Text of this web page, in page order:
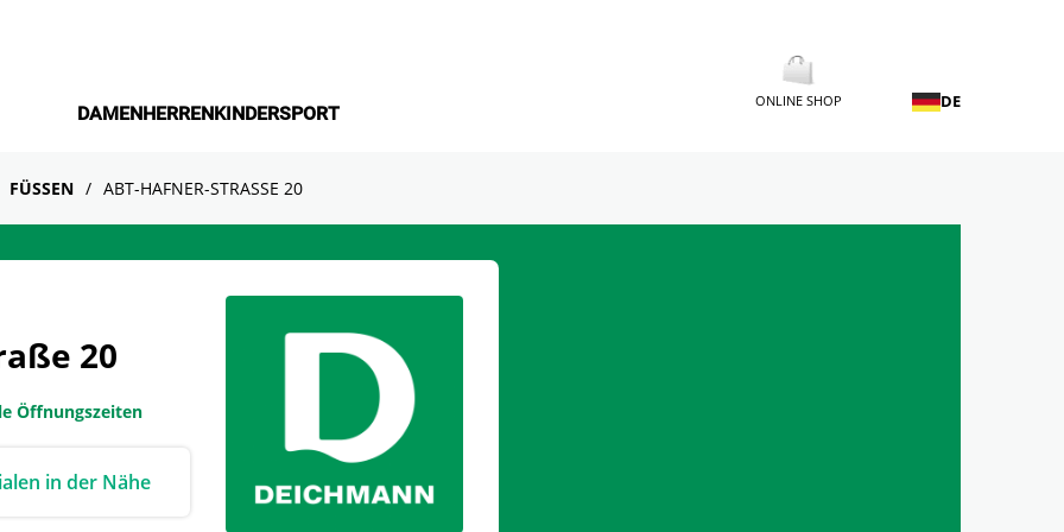
DAMENHERRENKINDERSPORT
ONLINE SHOP DE
FÜSSEN ABT-HAFNER-STRASSE 20
20
Öffnungszeiten
in der Nähe